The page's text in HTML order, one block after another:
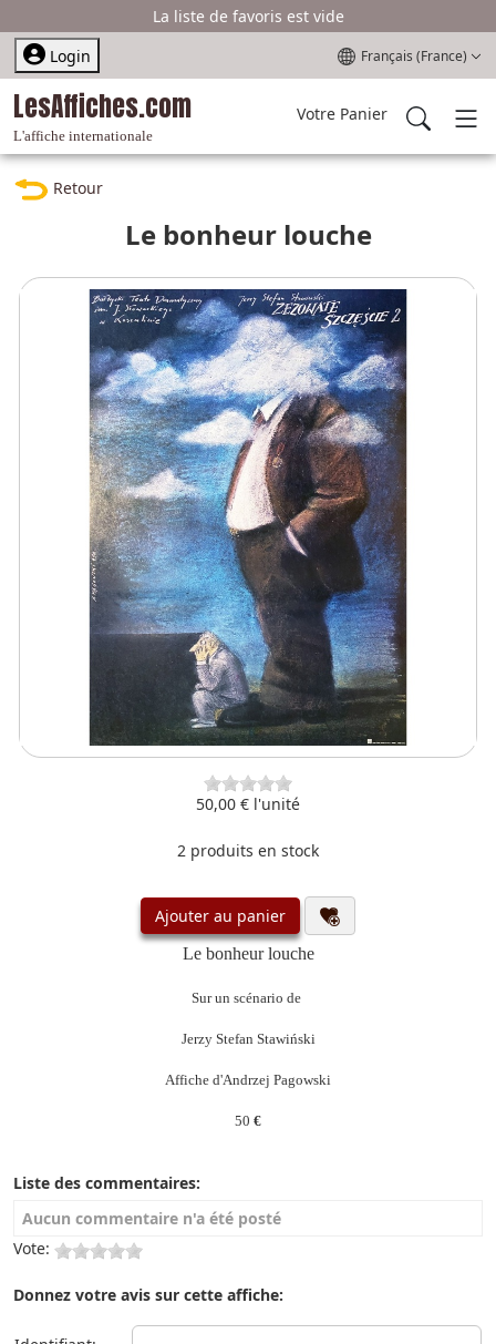
La liste de favoris est vide
Login
Sélectionnez votre
Français (France)
LesAffiches.com
L'affiche internationale
Votre Panier
Retour
Le bonheur louche
50,00 € l'unité
2 produits en stock
Ajouter au panier
Le bonheur louche
Sur un scénario de
Jerzy Stefan Stawiński
Affiche d'Andrzej Pagowski
50 €
Liste des commentaires:
Aucun commentaire n'a été posté
Vote:
Donnez votre avis sur cette affiche: